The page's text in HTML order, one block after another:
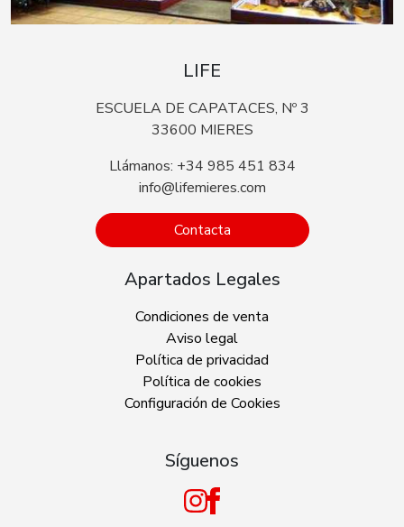
LIFE
ESCUELA DE CAPATACES, Nº 3
33600 MIERES
Llámanos: +34 985 451 834
info@lifemieres.com
Contacta
Apartados Legales
Condiciones de venta
Aviso legal
Política de privacidad
Política de cookies
Configuración de Cookies
Síguenos